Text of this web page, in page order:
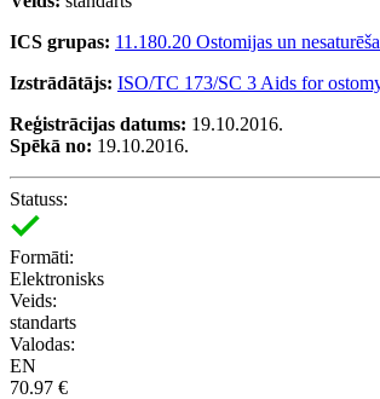
ICS grupas: 11.180.20 Ostomijas un
Izstrādātājs: ISO/TC 173/SC 3 Aids for
Reģistrācijas datums: 19.10.2016.
Spēkā no: 19.10.2016.
Statuss:
Formāti:
Elektronisks
Veids:
standarts
Valodas:
EN
70.97 €